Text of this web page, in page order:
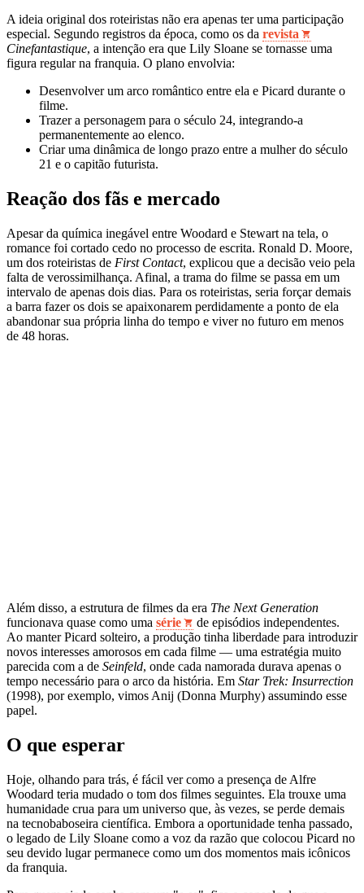
A ideia original dos roteiristas não era apenas ter uma participação
especial. Segundo registros da época, como os da revista
Cinefantastique, a intenção era que Lily Sloane se tornasse uma
figura regular na franquia. O plano envolvia:
Desenvolver um arco romântico entre ela e Picard durante o
filme.
Trazer a personagem para o século 24, integrando-a
permanentemente ao elenco.
Criar uma dinâmica de longo prazo entre a mulher do século
21 e o capitão futurista.
Reação dos fãs e mercado
Apesar da química inegável entre Woodard e Stewart na tela, o
romance foi cortado cedo no processo de escrita. Ronald D. Moore,
um dos roteiristas de First Contact, explicou que a decisão veio pela
falta de verossimilhança. Afinal, a trama do filme se passa em um
intervalo de apenas dois dias. Para os roteiristas, seria forçar demais
a barra fazer os dois se apaixonarem perdidamente a ponto de ela
abandonar sua própria linha do tempo e viver no futuro em menos
de 48 horas.
Além disso, a estrutura de filmes da era The Next Generation
funcionava quase como uma série
de episódios independentes.
Ao manter Picard solteiro, a produção tinha liberdade para introduzir
novos interesses amorosos em cada filme — uma estratégia muito
parecida com a de Seinfeld, onde cada namorada durava apenas o
tempo necessário para o arco da história. Em Star Trek: Insurrection
(1998), por exemplo, vimos Anij (Donna Murphy) assumindo esse
papel.
O que esperar
Hoje, olhando para trás, é fácil ver como a presença de Alfre
Woodard teria mudado o tom dos filmes seguintes. Ela trouxe uma
humanidade crua para um universo que, às vezes, se perde demais
na tecnobaboseira científica. Embora a oportunidade tenha passado,
o legado de Lily Sloane como a voz da razão que colocou Picard no
seu devido lugar permanece como um dos momentos mais icônicos
da franquia.